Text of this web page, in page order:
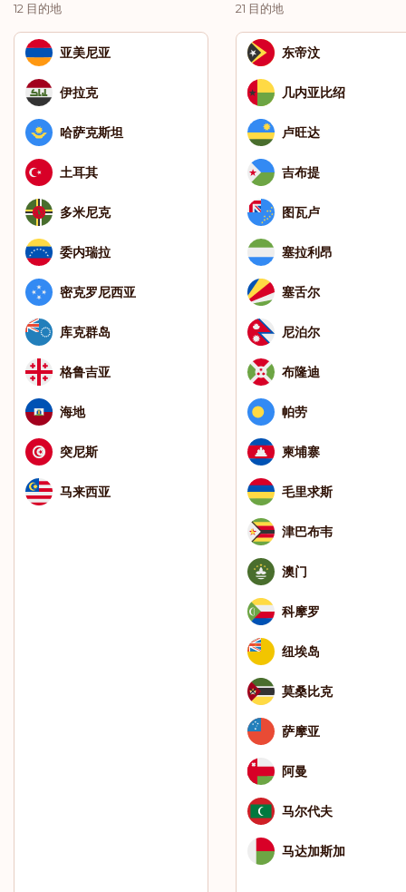
12 目的地
亚美尼亚
伊拉克
哈萨克斯坦
土耳其
多米尼克
委内瑞拉
密克罗尼西亚
库克群岛
格鲁吉亚
海地
突尼斯
马来西亚
21 目的地
东帝汶
几内亚比绍
卢旺达
吉布提
图瓦卢
塞拉利昂
塞舌尔
尼泊尔
布隆迪
帕劳
柬埔寨
毛里求斯
津巴布韦
澳门
科摩罗
纽埃岛
莫桑比克
萨摩亚
阿曼
马尔代夫
马达加斯加